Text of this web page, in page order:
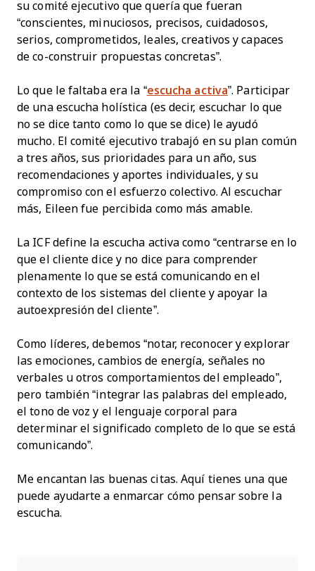
su comité ejecutivo que quería que fueran
“conscientes, minuciosos, precisos, cuidadosos,
serios, comprometidos, leales, creativos y capaces
de co-construir propuestas concretas”.
Lo que le faltaba era la “escucha activa”. Participar
de una escucha holística (es decir, escuchar lo que
no se dice tanto como lo que se dice) le ayudó
mucho. El comité ejecutivo trabajó en su plan común
a tres años, sus prioridades para un año, sus
recomendaciones y aportes individuales, y su
compromiso con el esfuerzo colectivo. Al escuchar
más, Eileen fue percibida como más amable.
La ICF define la escucha activa como “centrarse en lo
que el cliente dice y no dice para comprender
plenamente lo que se está comunicando en el
contexto de los sistemas del cliente y apoyar la
autoexpresión del cliente”.
Como líderes, debemos “notar, reconocer y explorar
las emociones, cambios de energía, señales no
verbales u otros comportamientos del empleado”,
pero también “integrar las palabras del empleado,
el tono de voz y el lenguaje corporal para
determinar el significado completo de lo que se está
comunicando”.
Me encantan las buenas citas. Aquí tienes una que
puede ayudarte a enmarcar cómo pensar sobre la
escucha.